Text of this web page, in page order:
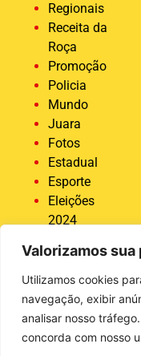
Valorizamos
Utilizamos cookies
navegação, exibir
analisar nosso
concorda com nosso
Regionais
Receita da
Roça
Promoção
Policia
Mundo
Juara
Fotos
Estadual
Esporte
Eleições
2024
Destaque
COVID 19
Brasil
Bastidores
da Tucunaré